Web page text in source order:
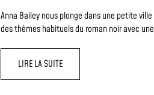
Anna Bailey nous plonge dans une petite
des thèmes habituels du roman noir avec
LIRE LA SUITE